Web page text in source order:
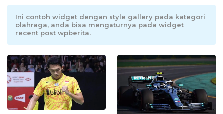
Ini contoh widget dengan style gallery pada kategori
olahraga, anda bisa mengaturnya pada widget
recent post wpberita.